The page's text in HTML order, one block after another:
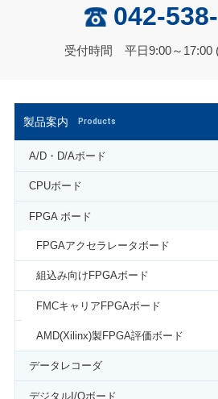
製品案内 Products
A/D・D/Aボード
CPUボード
FPGA ボード
FPGAアクセラレータボード
組込み向けFPGAボード
FMCキャリアFPGAボード
AMD(Xilinx)製FPGA評価ボード
データレコーダ
デジタルI/Oボード
042-
受付時間 平日9:00～17:00